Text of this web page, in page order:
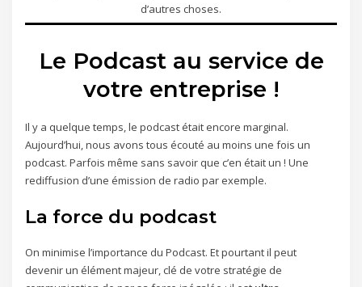
d’autres choses.
Le Podcast au service de
votre entreprise !
Il y a quelque temps, le podcast était encore marginal.
Aujourd’hui, nous avons tous écouté au moins une fois un
podcast. Parfois même sans savoir que c’en était un ! Une
rediffusion d’une émission de radio par exemple.
La force du podcast
On minimise l’importance du Podcast. Et pourtant il peut
devenir un élément majeur, clé de votre stratégie de